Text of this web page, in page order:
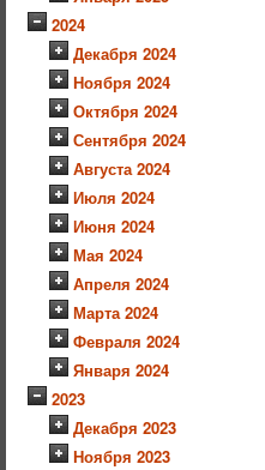
2024
Декабря 2024
Ноября 2024
Октября 2024
Сентября 2024
Августа 2024
Июля 2024
Июня 2024
Мая 2024
Апреля 2024
Марта 2024
Февраля 2024
Января 2024
2023
Декабря 2023
Ноября 2023